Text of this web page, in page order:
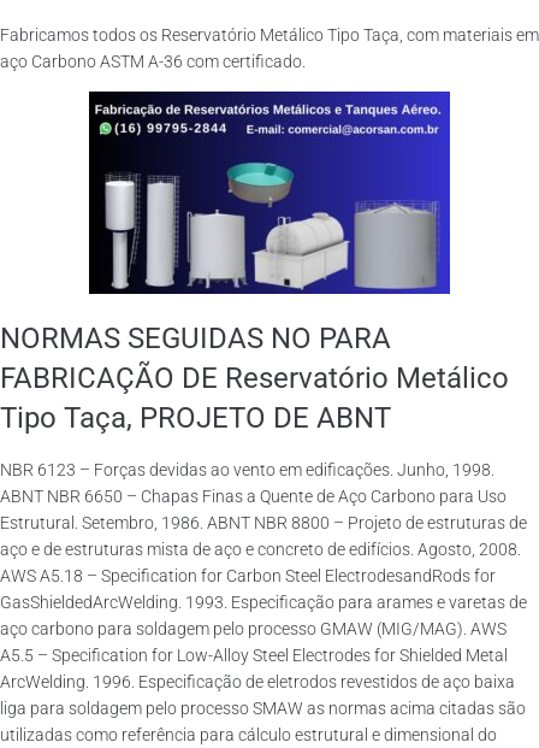
Fabricamos todos os Reservatório Metálico Tipo Taça, com materiais em
aço Carbono ASTM A-36 com certificado.
NORMAS SEGUIDAS NO PARA
FABRICAÇÃO DE Reservatório Metálico
Tipo Taça, PROJETO DE ABNT
NBR 6123 – Forças devidas ao vento em edificações. Junho, 1998.
ABNT NBR 6650 – Chapas Finas a Quente de Aço Carbono para Uso
Estrutural. Setembro, 1986. ABNT NBR 8800 – Projeto de estruturas de
aço e de estruturas mista de aço e concreto de edifícios. Agosto, 2008.
AWS A5.18 – Specification for Carbon Steel ElectrodesandRods for
GasShieldedArcWelding. 1993. Especificação para arames e varetas de
aço carbono para soldagem pelo processo GMAW (MIG/MAG). AWS
A5.5 – Specification for Low-Alloy Steel Electrodes for Shielded Metal
ArcWelding. 1996. Especificação de eletrodos revestidos de aço baixa
liga para soldagem pelo processo SMAW as normas acima citadas são
utilizadas como referência para cálculo estrutural e dimensional do